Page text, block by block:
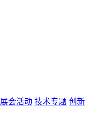
展会活动 技术专题 创新